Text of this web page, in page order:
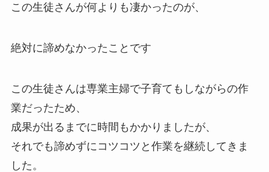
この生徒さんが何よりも凄かったのが、
絶対に諦めなかったことです
この生徒さんは専業主婦で子育てもしながらの作
業だったため、
成果が出るまでに時間もかかりましたが、
それでも諦めずにコツコツと作業を継続してきま
した。